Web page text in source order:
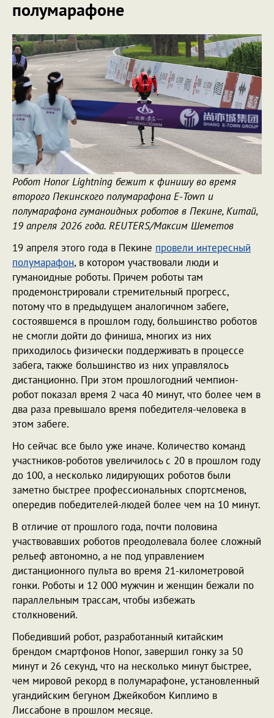
полумарафоне
Робот Honor Lightning бежит к финишу во время
второго Пекинского полумарафона E-Town и
полумарафона гуманоидных роботов в Пекине, Китай,
19 апреля 2026 года. REUTERS/Максим Шеметов
19 апреля этого года в Пекине провели интересный
полумарафон, в котором участвовали люди и
гуманоидные роботы. Причем роботы там
продемонстрировали стремительный прогресс,
потому что в предыдущем аналогичном забеге,
состоявшемся в прошлом году, большинство роботов
не смогли дойти до финиша, многих из них
приходилось физически поддерживать в процессе
забега, также большинство из них управлялось
дистанционно. При этом прошлогодний чемпион-
робот показал время 2 часа 40 минут, что более чем в
два раза превышало время победителя-человека в
этом забеге.
Но сейчас все было уже иначе. Количество команд
участников-роботов увеличилось с 20 в прошлом году
до 100, а несколько лидирующих роботов были
заметно быстрее профессиональных спортсменов,
опередив победителей-людей более чем на 10 минут.
В отличие от прошлого года, почти половина
участвовавших роботов преодолевала более сложный
рельеф автономно, а не под управлением
дистанционного пульта во время 21-километровой
гонки. Роботы и 12 000 мужчин и женщин бежали по
параллельным трассам, чтобы избежать
столкновений.
Победивший робот, разработанный китайским
брендом смартфонов Honor, завершил гонку за 50
минут и 26 секунд, что на несколько минут быстрее,
чем мировой рекорд в полумарафоне, установленный
угандийским бегуном Джейкобом Киплимо в
Лиссабоне в прошлом месяце.